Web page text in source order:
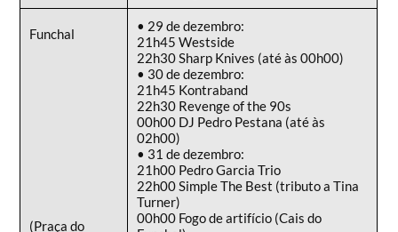
Funchal
(Praça do
• 29 de dezembro:
21h45 Westside
22h30 Sharp Knives (até às 00h00)
• 30 de dezembro:
21h45 Kontraband
22h30 Revenge of the 90s
00h00 DJ Pedro Pestana (até às
02h00)
• 31 de dezembro:
21h00 Pedro Garcia Trio
22h00 Simple The Best (tributo a Tina
Turner)
00h00 Fogo de artifício (Cais do